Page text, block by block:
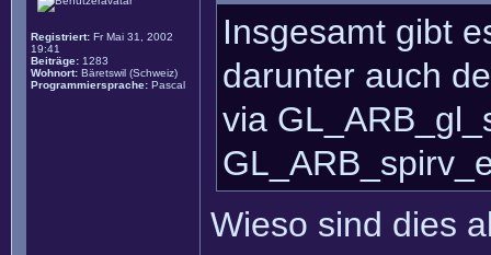
Registriert: Fr Mai 31, 2002
19:41
Beiträge: 1283
Wohnort: Bäretswil (Schweiz)
Programmiersprache: Pascal
Insgesamt gibt
darunter auch
via
Wieso sind dies